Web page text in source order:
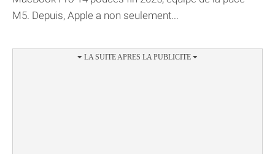
M5. Depuis, Apple a non seulement...